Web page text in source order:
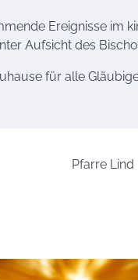
Ereignisse im
Aufsicht des
für alle
Pfarre